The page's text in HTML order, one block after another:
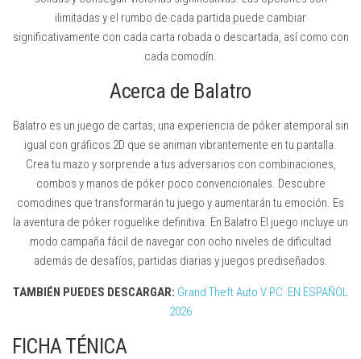
ilimitadas y el rumbo de cada partida puede cambiar
significativamente con cada carta robada o descartada, así como con
cada comodín.
Acerca de Balatro
Balatro es un juego de cartas, una experiencia de póker atemporal sin
igual con gráficos 2D que se animan vibrantemente en tu pantalla.
Crea tu mazo y sorprende a tus adversarios con combinaciones,
combos y manos de póker poco convencionales. Descubre
comodines que transformarán tu juego y aumentarán tu emoción. Es
la aventura de póker roguelike definitiva. En Balatro El juego incluye un
modo campaña fácil de navegar con ocho niveles de dificultad
además de desafíos, partidas diarias y juegos prediseñados.
TAMBIÉN PUEDES DESCARGAR: Grand Theft Auto V PC EN ESPAÑOL
2026
FICHA TÉNICA